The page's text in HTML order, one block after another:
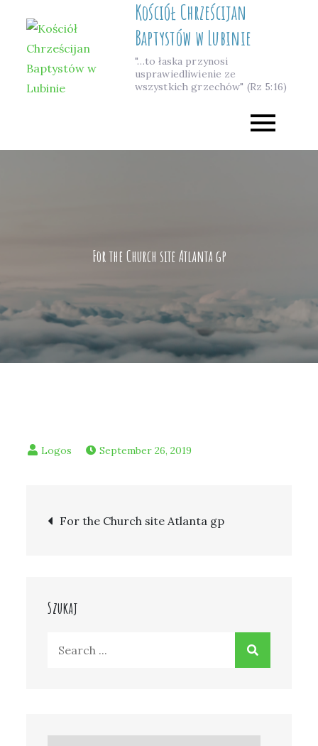
content
Kościół Chrześcijan
Baptystów w Lubinie
"…to łaska przynosi
usprawiedliwienie ze
wszystkich grzechów" (Rz 5:16)
For the Church site Atlanta gp
September 26, 2019
Post
For the Church site Atlanta gp
Szukaj